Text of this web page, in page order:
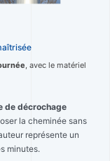
, avec le matériel
de décrochage
la cheminée sans
représente un
minutes.